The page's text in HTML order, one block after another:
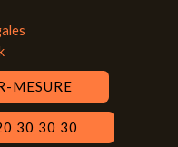
MESURE
30 30 30